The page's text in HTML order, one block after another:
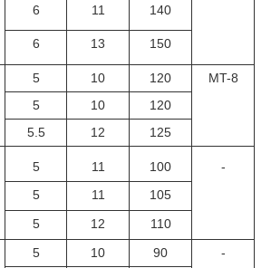
6 11 140
6 13 150
5 10 120
MT-8
5
10
120
5.5
12 125
5 11 100
-
5
11
105
5
12
110
5 10 90
-